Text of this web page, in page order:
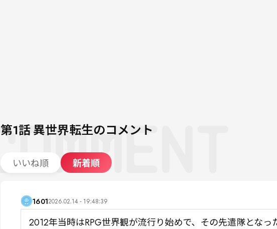
第1話異世界転生のコメント
いいね順 新着順
16012026.02.14 - 19:48:39
2012年当時はRPG世界観が流行り始めで、その先遣隊となっ